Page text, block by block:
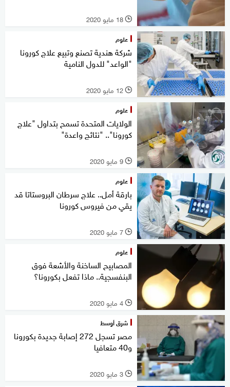
l 18 مايو 2020
علوم
شركة هندية تصنع وتبيع علاج كورونا
"الواعد" للدول النامية
l 12 مايو 2020
علوم
الولايات المتحدة تسمح بتداول "علاج
كورونا".. "نتائج واعدة"
l 9 مايو 2020
علوم
بارقة أمل.. علاج سرطان البروستاتا قد
يقي من فيروس كورونا
l 7 مايو 2020
علوم
المصابيح الساخنة والأشعة فوق
البنفسجية.. ماذا تفعل بكورونا؟
l 4 مايو 2020
شرق أوسط
مصر تسجل 272 إصابة جديدة بكورونا
و40 متعافيا
l 3 مايو 2020